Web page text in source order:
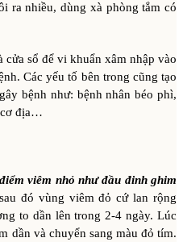
ra nhiều, dùng xà phòng tắm có
để vi khuẩn xâm nhập vào
Các yếu tố bên trong cũng tạo
bệnh như: bệnh nhân béo phì,
cơ địa…
viêm nhỏ như đầu đinh ghim
đó vùng viêm đỏ cứ lan rộng
to dần lên trong 2-4 ngày. Lúc
dần và chuyển sang màu đỏ tím.